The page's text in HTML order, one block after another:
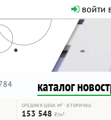
войти
как он
каталог
СРЕДНЯЯ ЦЕНА М² · ВТОРИЧКА
153 548 ₽/м²